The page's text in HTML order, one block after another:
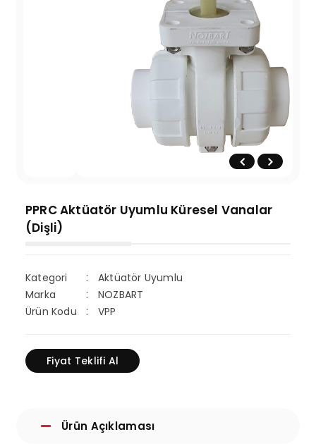
PPRC Aktüatör Uyumlu Küresel Vanalar
(Dişli)
Kategori
Aktüatör Uyumlu
Marka
NOZBART
Ürün Kodu
VPP
Fiyat Teklifi Al
Ürün Açıklaması